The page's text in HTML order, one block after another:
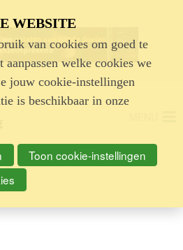
WEBSITE
van cookies om goed te
welke cookies we
jouw cookie-instellingen
is beschikbaar in onze
Toon cookie-instellingen